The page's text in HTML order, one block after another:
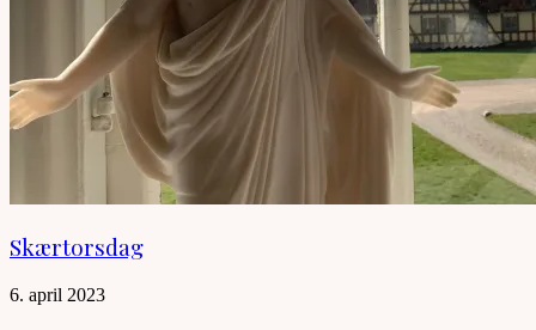
Skærtorsdag
6. april 2023